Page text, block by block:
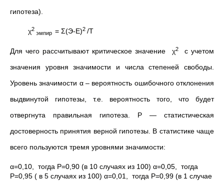
гипотеза).
χ2
эмпир = Σ(Э-Е)2 /Т
Для чего рассчитывают критическое значение χ2с учетом
значения уровня значимости и числа степеней свободы.
Уровень значимости α – вероятность ошибочного отклонения
выдвинутой гипотезы, т.е. вероятность того, что будет
отвергнута правильная гипотеза. Р — статистическая
достоверность принятия верной гипотезы. В статистике чаще
всего пользуются тремя уровнями значимости:
α=0,10, тогда Р=0,90 (в 10 случаях из 100) α=0,05, тогда
Р=0,95 ( в 5 случаях из 100) α=0,01, тогда Р=0,99 (в 1 случае